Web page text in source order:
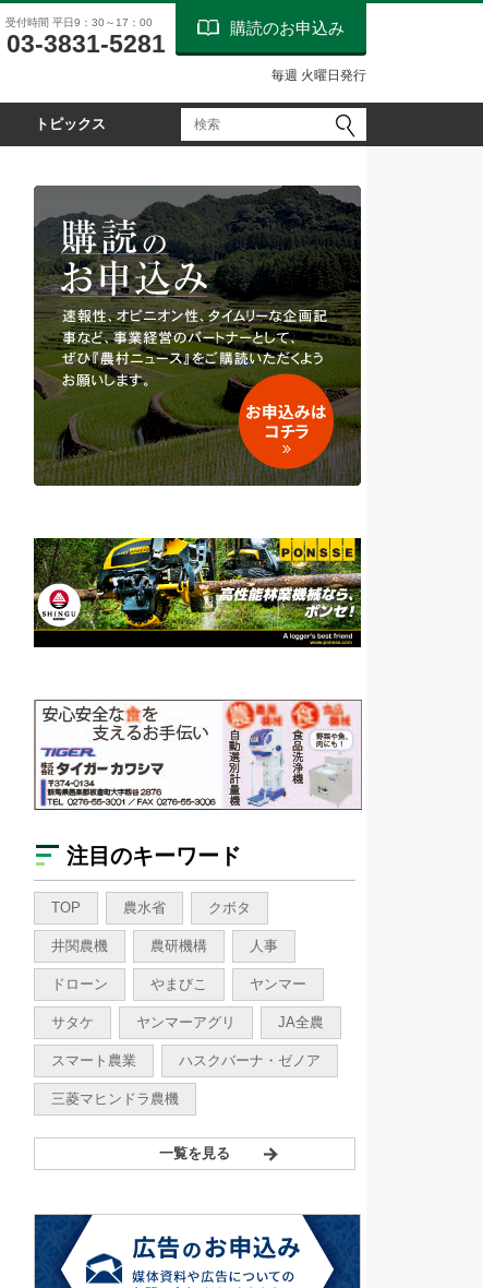
受付時間 平日9：30～17：00
03-3831-5281
購読のお申込み
毎週 火曜日発行
トピックス
注目のキーワード
TOP 農水省 クボタ
井関農機 農研機構 人事
ドローン やまびこ ヤンマー
サタケ ヤンマーアグリ JA全農
スマート農業 ハスクバーナ・ゼノア
三菱マヒンドラ農機
一覧を見る